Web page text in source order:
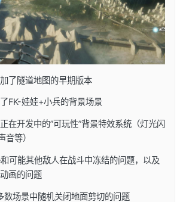
了隧道地图的早期版本
FK-娃娃+小兵的背景场景
在开发中的”可玩性”背景特效系统（灯光闪
等）
可能其他敌人在战斗中冻结的问题，以及
画的问题
场景中随机关闭地面剪切的问题